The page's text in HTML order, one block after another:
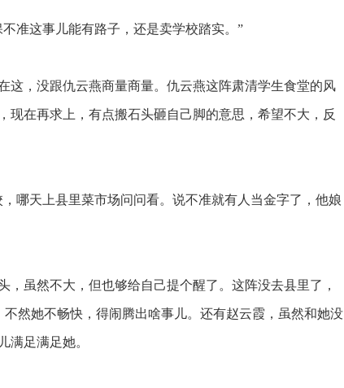
准这事儿能有路子，还是卖学校踏实。”
，没跟仇云燕商量商量。仇云燕这阵肃清学生食堂的风
现在再求上，有点搬石头砸自己脚的意思，希望不大，反
哪天上县里菜市场问问看。说不准就有人当金字了，他娘
虽然不大，但也够给自己提个醒了。这阵没去县里了，
然她不畅快，得闹腾出啥事儿。还有赵云霞，虽然和她没
满足满足她。